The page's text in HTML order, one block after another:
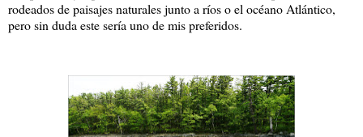
rodeados de paisajes naturales junto a ríos o el océano Atlántico,
pero sin duda este sería uno de mis preferidos.